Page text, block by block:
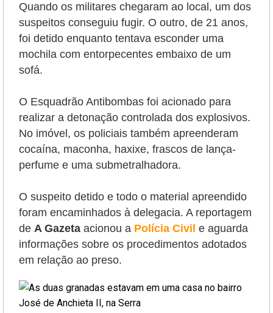
Quando os militares chegaram ao local, um dos
suspeitos conseguiu fugir. O outro, de 21 anos,
foi detido enquanto tentava esconder uma
mochila com entorpecentes embaixo de um
sofá.
O Esquadrão Antibombas foi acionado para
realizar a detonação controlada dos explosivos.
No imóvel, os policiais também apreenderam
cocaína, maconha, haxixe, frascos de lança-
perfume e uma submetralhadora.
O suspeito detido e todo o material apreendido
foram encaminhados à delegacia. A reportagem
de A Gazeta acionou a Polícia Civil e aguarda
informações sobre os procedimentos adotados
em relação ao preso.